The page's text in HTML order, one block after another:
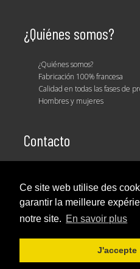
Ce site web utilise des
garantir la meilleure
notre site. En savoir plus
J'accepte
¿Quiénes somos?
¿Quiénes somos?
Fabricación 100% francesa
Calidad en todas las fases de
Hombres y mujeres
Contacto
Aviso